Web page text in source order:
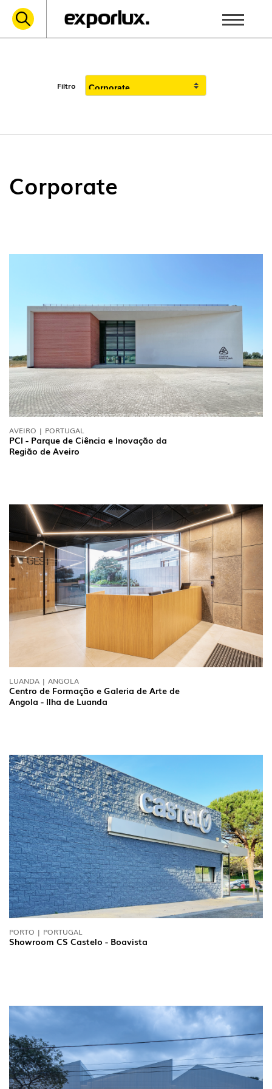
Filtro
Corporate
AVEIRO | PORTUGAL
PCI - Parque de Ciência e Inovação da
Região de Aveiro
LUANDA | ANGOLA
Centro de Formação e Galeria de Arte de
Angola - Ilha de Luanda
PORTO | PORTUGAL
Showroom CS Castelo - Boavista